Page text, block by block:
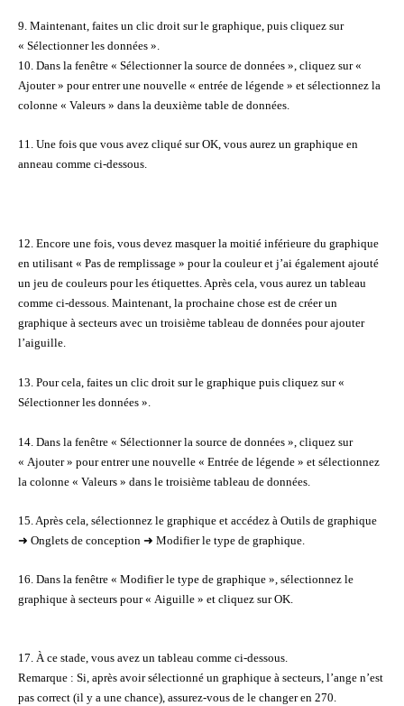
9. Maintenant, faites un clic droit sur le graphique, puis cliquez sur
« Sélectionner les données ».
10. Dans la fenêtre « Sélectionner la source de données », cliquez sur «
Ajouter » pour entrer une nouvelle « entrée de légende » et sélectionnez la
colonne « Valeurs » dans la deuxième table de données.
11. Une fois que vous avez cliqué sur OK, vous aurez un graphique en
anneau comme ci-dessous.
12. Encore une fois, vous devez masquer la moitié inférieure du graphique
en utilisant « Pas de remplissage » pour la couleur et j’ai également ajouté
un jeu de couleurs pour les étiquettes. Après cela, vous aurez un tableau
comme ci-dessous. Maintenant, la prochaine chose est de créer un
graphique à secteurs avec un troisième tableau de données pour ajouter
l’aiguille.
13. Pour cela, faites un clic droit sur le graphique puis cliquez sur «
Sélectionner les données ».
14. Dans la fenêtre « Sélectionner la source de données », cliquez sur
« Ajouter » pour entrer une nouvelle « Entrée de légende » et sélectionnez
la colonne « Valeurs » dans le troisième tableau de données.
15. Après cela, sélectionnez le graphique et accédez à Outils de graphique
➜ Onglets de conception ➜ Modifier le type de graphique.
16. Dans la fenêtre « Modifier le type de graphique », sélectionnez le
graphique à secteurs pour « Aiguille » et cliquez sur OK.
17. À ce stade, vous avez un tableau comme ci-dessous.
Remarque : Si, après avoir sélectionné un graphique à secteurs, l’ange n’est
pas correct (il y a une chance), assurez-vous de le changer en 270.